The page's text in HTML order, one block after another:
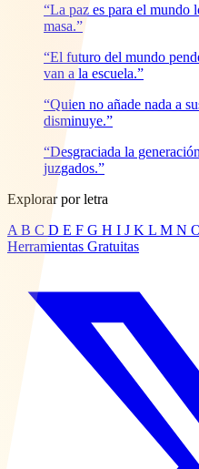
“La paz es para el mundo
masa.”
“El futuro del mundo
van a la escuela.”
“Quien no añade nada a
disminuye.”
“Desgraciada la
juzgados.”
Explorar por letra
A B C D E F G H I J K L M N
Herramientas Gratuitas